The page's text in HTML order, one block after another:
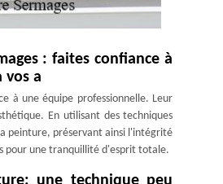
: faites confiance à
vos a
à une équipe professionnelle. Leur
En utilisant des techniques
peinture, préservant ainsi l'intégrité
pour une tranquillité d'esprit totale.
une technique peu